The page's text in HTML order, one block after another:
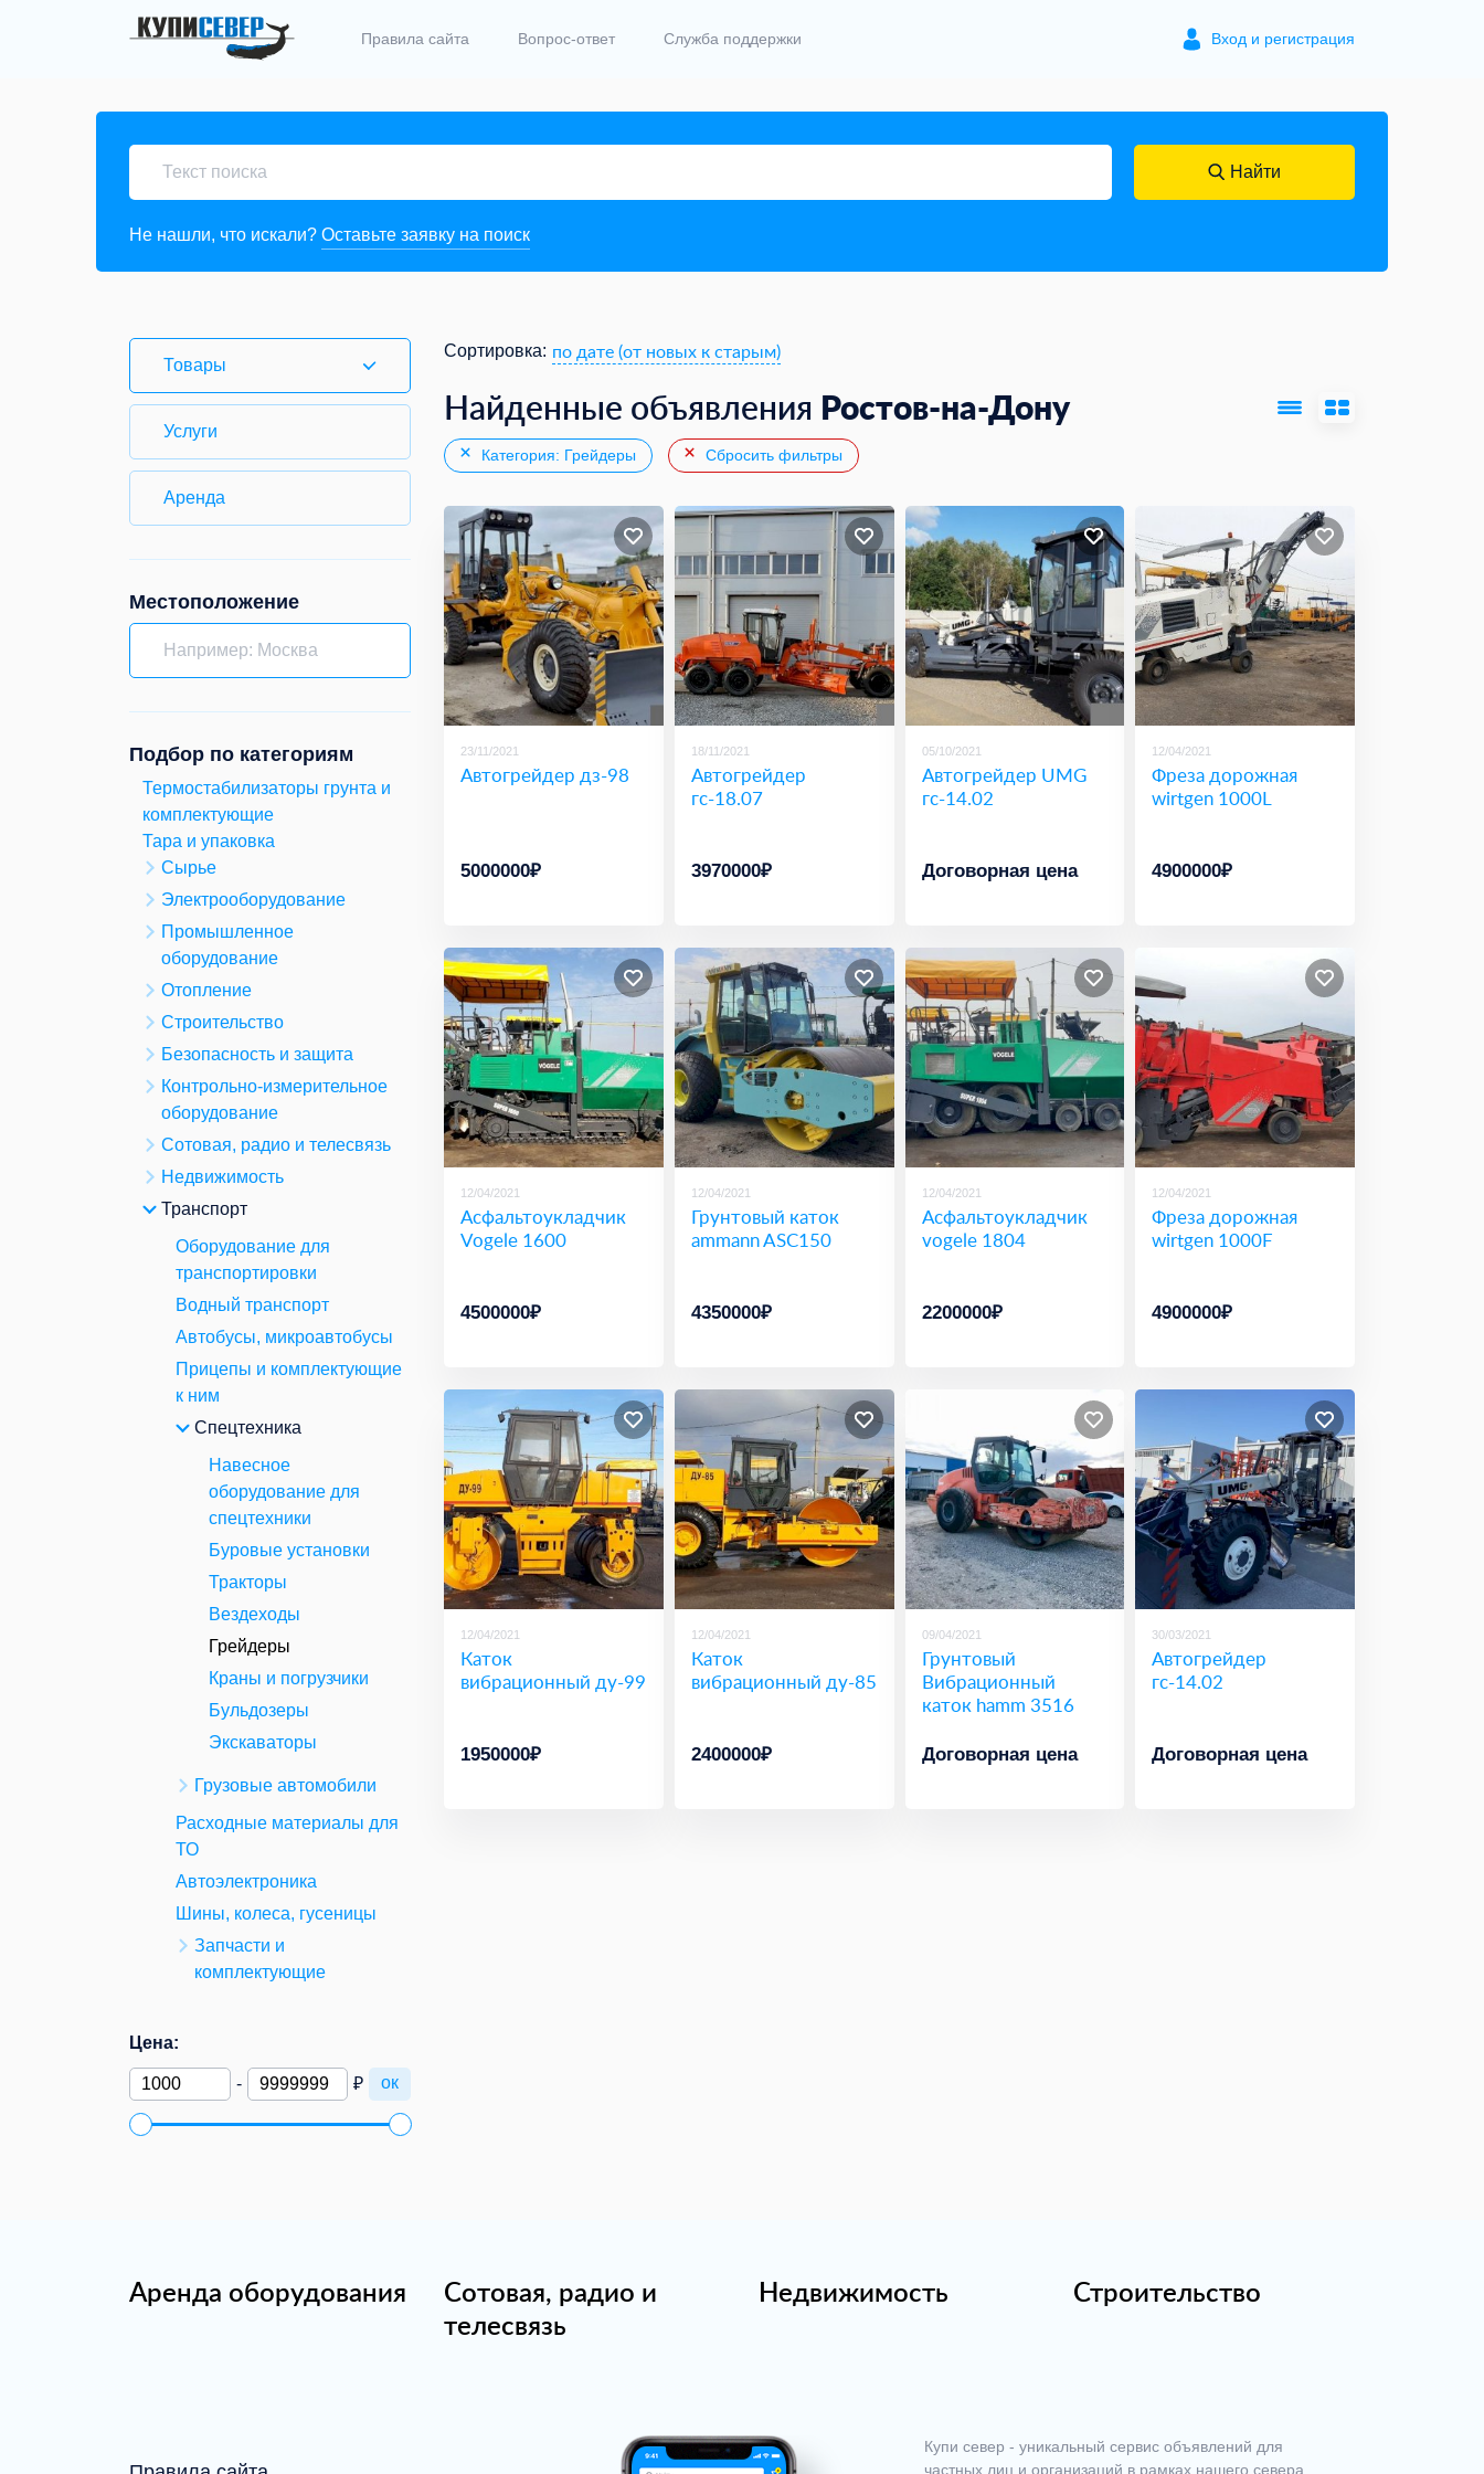
Правила сайта Вопрос-ответ Служба поддержки Вход и регистрация
Найти
Не нашли, что искали? Оставьте заявку на поиск
Товары
Услуги
Аренда
Местоположение
Подбор по категориям
Термостабилизаторы грунта и
комплектующие
Тара и упаковка
Сырье
Электрооборудование
Промышленное
оборудование
Отопление
Строительство
Безопасность и защита
Контрольно-измерительное
оборудование
Сотовая, радио и телесвязь
Недвижимость
Транспорт
Оборудование для
транспортировки
Водный транспорт
Автобусы, микроавтобусы
Прицепы и комплектующие
к ним
Спецтехника
Навесное
оборудование для
спецтехники
Буровые установки
Тракторы
Вездеходы
Грейдеры
Краны и погрузчики
Бульдозеры
Экскаваторы
Грузовые автомобили
Расходные материалы для
ТО
Автоэлектроника
Шины, колеса, гусеницы
Запчасти и
комплектующие
Цена:
- ₽ ок
Сортировка: по дате (от новых к старым)
Найденные объявления Ростов-на-Дону
Категория: Грейдеры Сбросить фильтры
23/11/2021
Автогрейдер дз-98
5000000₽
18/11/2021
Автогрейдер
гс-18.07
3970000₽
05/10/2021
Автогрейдер UMG
гс-14.02
Договорная цена
12/04/2021
Фреза дорожная
wirtgen 1000L
4900000₽
12/04/2021
Асфальтоукладчик
Vogele 1600
4500000₽
12/04/2021
Грунтовый каток
ammann ASC150
4350000₽
12/04/2021
Асфальтоукладчик
vogele 1804
2200000₽
12/04/2021
Фреза дорожная
wirtgen 1000F
4900000₽
12/04/2021
Каток
вибрационный ду-99
1950000₽
12/04/2021
Каток
вибрационный ду-85
2400000₽
09/04/2021
Грунтовый
Вибрационный
каток hamm 3516
Договорная цена
30/03/2021
Автогрейдер
гс-14.02
Договорная цена
Аренда оборудования
Сотовая, радио и
телесвязь
Недвижимость Строительство
Купи север - уникальный сервис объявлений для
частных лиц и организаций в рамках нашего севера.